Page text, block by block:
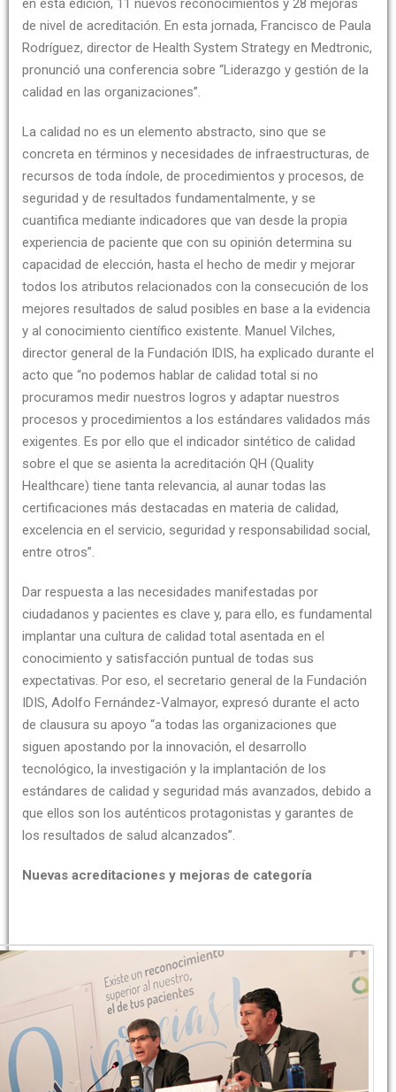
de nivel de acreditación. En esta jornada, Francisco de Paula
Rodríguez, director de Health System Strategy en Medtronic,
pronunció una conferencia sobre “Liderazgo y gestión de la
calidad en las organizaciones”.
La calidad no es un elemento abstracto, sino que se
concreta en términos y necesidades de infraestructuras, de
recursos de toda índole, de procedimientos y procesos, de
seguridad y de resultados fundamentalmente, y se
cuantifica mediante indicadores que van desde la propia
experiencia de paciente que con su opinión determina su
capacidad de elección, hasta el hecho de medir y mejorar
todos los atributos relacionados con la consecución de los
mejores resultados de salud posibles en base a la evidencia
y al conocimiento científico existente. Manuel Vilches,
director general de la Fundación IDIS, ha explicado durante el
acto que “no podemos hablar de calidad total si no
procuramos medir nuestros logros y adaptar nuestros
procesos y procedimientos a los estándares validados más
exigentes. Es por ello que el indicador sintético de calidad
sobre el que se asienta la acreditación QH (Quality
Healthcare) tiene tanta relevancia, al aunar todas las
certificaciones más destacadas en materia de calidad,
excelencia en el servicio, seguridad y responsabilidad social,
entre otros”.
Dar respuesta a las necesidades manifestadas por
ciudadanos y pacientes es clave y, para ello, es fundamental
implantar una cultura de calidad total asentada en el
conocimiento y satisfacción puntual de todas sus
expectativas. Por eso, el secretario general de la Fundación
IDIS, Adolfo Fernández-Valmayor, expresó durante el acto
de clausura su apoyo “a todas las organizaciones que
siguen apostando por la innovación, el desarrollo
tecnológico, la investigación y la implantación de los
estándares de calidad y seguridad más avanzados, debido a
que ellos son los auténticos protagonistas y garantes de
los resultados de salud alcanzados”.
Nuevas acreditaciones y mejoras de categoría